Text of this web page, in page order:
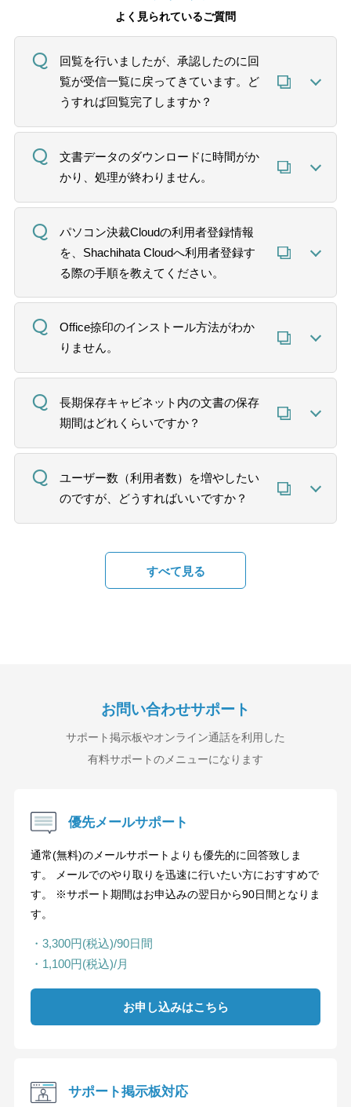
よく見られているご質問
回覧を行いましたが、承認したのに回
覧が受信一覧に戻ってきています。ど
うすれば回覧完了しますか？
文書データのダウンロードに時間がか
かり、処理が終わりません。
パソコン決裁Cloudの利用者登録情報
を、Shachihata Cloudへ利用者登録す
る際の手順を教えてください。
Office捺印のインストール方法がわか
りません。
長期保存キャビネット内の文書の保存
期間はどれくらいですか？
ユーザー数（利用者数）を増やしたい
のですが、どうすればいいですか？
すべて見る
お問い合わせサポート
サポート掲示板やオンライン通話を利用した
有料サポートのメニューになります
優先メールサポート
通常(無料)のメールサポートよりも優先的に回答致しま
す。 メールでのやり取りを迅速に行いたい方におすすめで
す。 ※サポート期間はお申込みの翌日から90日間となりま
す。
・3,300円(税込)/90日間
・1,100円(税込)/月
お申し込みはこちら
サポート掲示板対応